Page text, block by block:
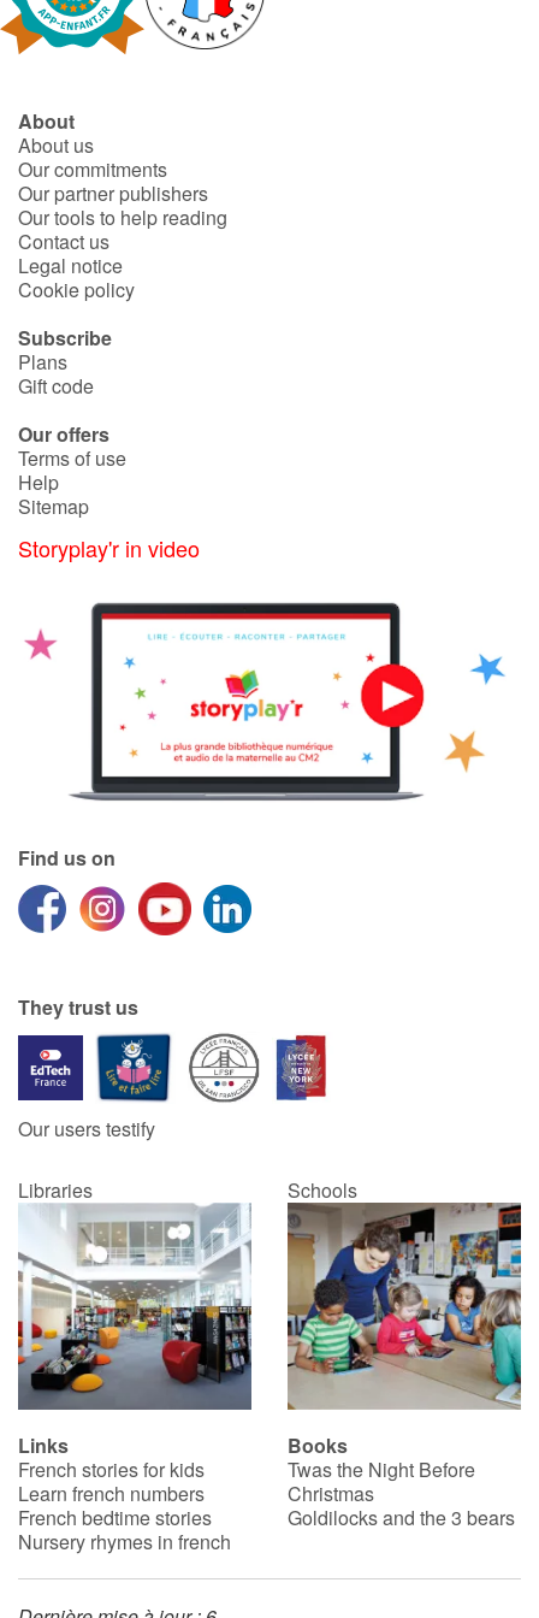
With the family
Daily life and hobbies
At school
Festivals and events
Love and friendship
Emotions and feelings
Formats and illustrations
Catalogue anglais
Family
Schools
Libraries
Videos & Tutorials
Learn french with Storyplay'r
French book lists for children
Reading for children
Activities and workshops
Dyslexia and reading disorders
About
About us
Our commitments
Our partner publishers
Our tools to help reading
Contact us
Legal notice
Cookie policy
Subscribe
Plans
Gift code
Our offers
Terms of use
Help
Sitemap
Storyplay'r in video
Find us on
They trust us
Our users testify
Libraries Schools
Links
French stories for kids
Learn french numbers
French bedtime stories
Nursery rhymes in french
Books
Twas the Night Before
Christmas
Goldilocks and the 3 bears